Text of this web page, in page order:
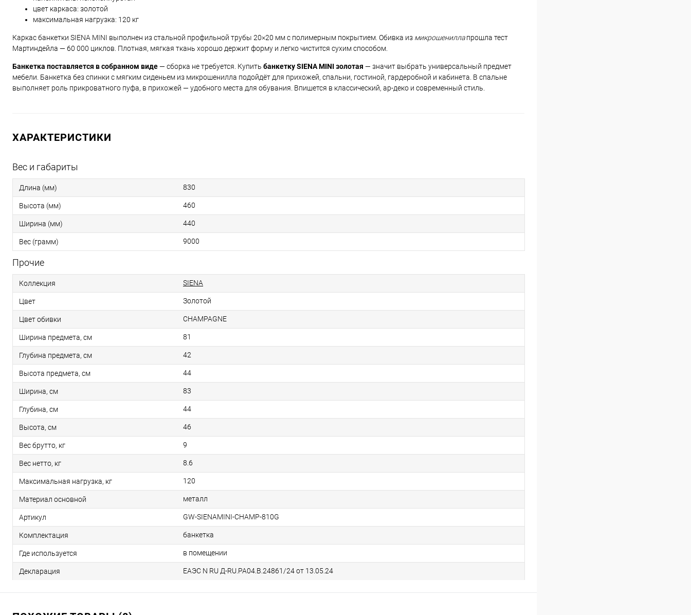
цвет каркаса: золотой
максимальная нагрузка: 120 кг
Каркас банкетки SIENA MINI выполнен из стальной профильной трубы 20×20 мм с полимерным покрытием. Обивка из микрошениллапрошла тест
Мартиндейла — 60 000 циклов. Плотная, мягкая ткань хорошо держит форму и легко чистится сухим способом.
Банкетка поставляется в собранном виде— сборка не требуется. Купить банкетку SIENA MINI золотая — значит выбрать универсальный предмет
мебели. Банкетка без спинки с мягким сиденьем из микрошенилла подойдёт для прихожей, спальни, гостиной, гардеробной и кабинета. В спальне
выполняет роль прикроватного пуфа, в прихожей — удобного места для обувания. Впишется в классический, ар-деко и современный стиль.
ХАРАКТЕРИСТИКИ
Вес и габариты
Длина (мм) 830
Высота (мм) 460
Ширина (мм) 440
Вес (грамм) 9000
Прочие
Коллекция SIENA
Цвет Золотой
Цвет обивки CHAMPAGNE
Ширина предмета, см 81
Глубина предмета, см 42
Высота предмета, см 44
Ширина, см 83
Глубина, см 44
Высота, см 46
Вес брутто, кг 9
Вес нетто, кг 8.6
Максимальная нагрузка, кг 120
Материал основной металл
Артикул GW-SIENAMINI-CHAMP-810G
Комплектация банкетка
Где используется в помещении
Декларация ЕАЭС N RU Д-RU.РА04.В.24861/24 от 13.05.24